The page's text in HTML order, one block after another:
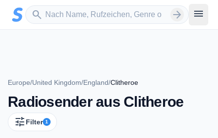
Zum Hauptinhalt springen
search
Sender suchen arrow_forward menu
Europe/United Kingdom/England/Clitheroe
Radiosender aus Clitheroe
tune Filter 1